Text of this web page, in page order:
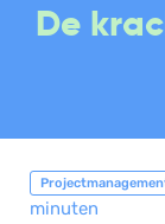
Facturatie
Incasso
De
minuten